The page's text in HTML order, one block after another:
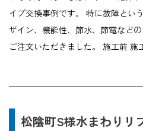
イプ交換事例です。 特に故障とい
ザイン、機能性、節水、節電など
ご注文いただきました。 施工前 施
松陰町S様水まわりリ